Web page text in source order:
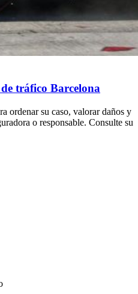
tráfico Barcelona
ordenar su caso, valorar daños y
o responsable. Consulte su